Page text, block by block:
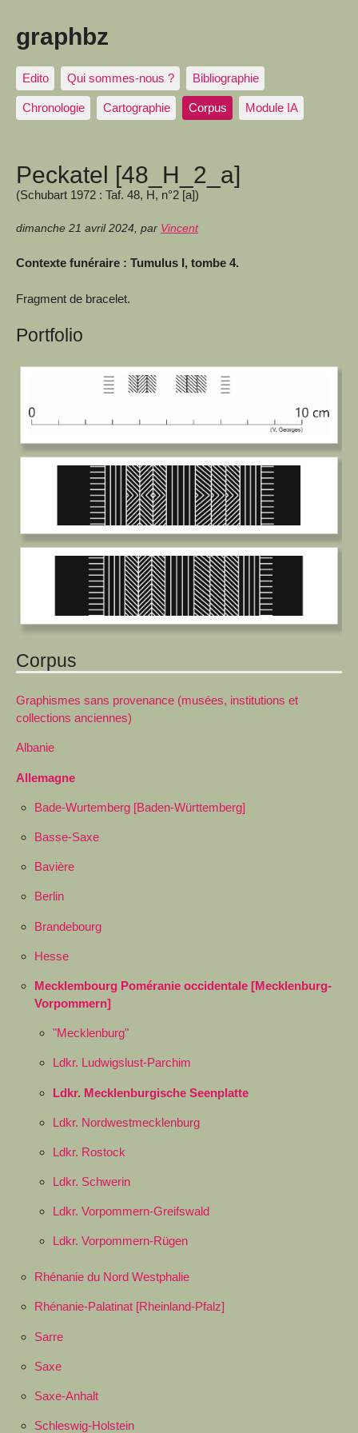
graphbz
Edito Qui sommes-nous ? Bibliographie
Chronologie Cartographie Corpus Module IA
Peckatel [48_H_2_a]
(Schubart 1972 : Taf. 48, H, n°2 [a])
dimanche 21 avril 2024 par Vincent
Contexte funéraire : Tumulus I, tombe 4.
Fragment de bracelet.
Portfolio
Corpus
Graphismes sans provenance (musées, institutions et
collections anciennes)
Albanie
Allemagne
Bade-Wurtemberg [Baden-Württemberg]
Basse-Saxe
Bavière
Berlin
Brandebourg
Hesse
Mecklembourg Poméranie occidentale [Mecklenburg-
Vorpommern]
"Mecklenburg"
Ldkr. Ludwigslust-Parchim
Ldkr. Mecklenburgische Seenplatte
Ldkr. Nordwestmecklenburg
Ldkr. Rostock
Ldkr. Schwerin
Ldkr. Vorpommern-Greifswald
Ldkr. Vorpommern-Rügen
Rhénanie du Nord Westphalie
Rhénanie-Palatinat [Rheinland-Pfalz]
Sarre
Saxe
Saxe-Anhalt
Schleswig-Holstein